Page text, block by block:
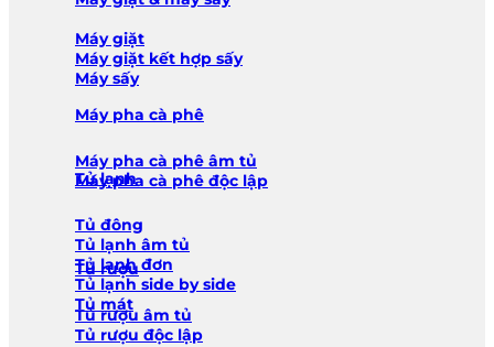
Máy giặt
Máy giặt kết hợp sấy
Máy sấy
Máy pha cà phê
Máy pha cà phê âm tủ
Máy pha cà phê độc lập
Tủ lạnh
Tủ đông
Tủ lạnh âm tủ
Tủ lạnh đơn
Tủ lạnh side by side
Tủ mát
Tủ rượu
Tủ rượu âm tủ
Tủ rượu độc lập